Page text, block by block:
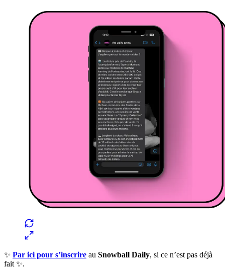
✨ Par ici pour s’inscrire au Snowball Daily, si ce n’est pas déjà
fait ✨.